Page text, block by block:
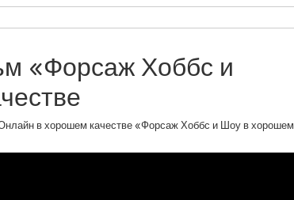
«Форсаж Хоббс и
в хорошем качестве «Форсаж Хоббс и Шоу в хорошем